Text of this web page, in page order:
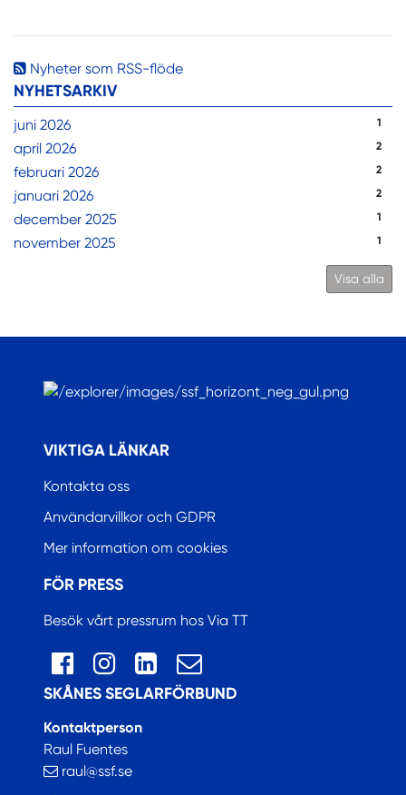
Nyheter som RSS-flöde
NYHETSARKIV
juni 2026 1
april 2026 2
februari 2026 2
januari 2026 2
december 2025 1
november 2025 1
Visa alla
VIKTIGA LÄNKAR
Kontakta oss
Användarvillkor och GDPR
Mer information om cookies
FÖR PRESS
Besök vårt pressrum hos Via TT
SKÅNES SEGLARFÖRBUND
Kontaktperson
Raul Fuentes
raul@ssf.se